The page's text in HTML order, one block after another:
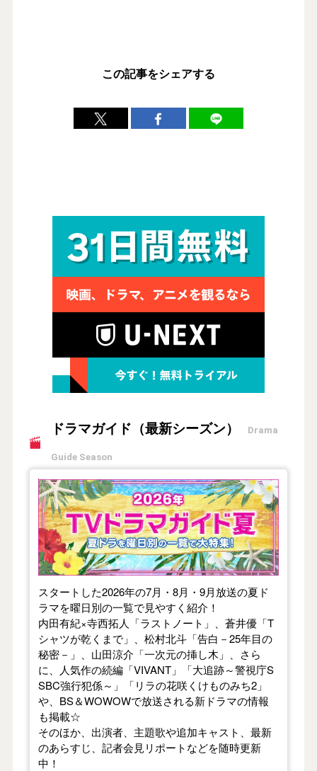
この記事をシェアする
ドラマガイド（最新シーズン） Drama
Guide Season
【2026年夏】TVドラマガイド
スタートした2026年の7月・8月・9月放送の夏ド
ラマを曜日別の一覧で見やすく紹介！
内田有紀×寺西拓人「ラストノート」、蒼井優「T
シャツが乾くまで」、松村北斗「告白－25年目の
秘密－」、山田涼介「一次元の挿し木」、さら
に、人気作の続編「VIVANT」「大追跡～警視庁S
SBC強行犯係～」「リラの花咲くけものみち2」
や、BS＆WOWOWで放送される新ドラマの情報
も掲載☆
そのほか、出演者、主題歌や追加キャスト、最新
のあらすじ、記者会見リポートなどを随時更新
中！